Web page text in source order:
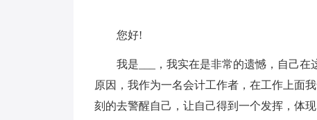
您好!
我是___，我实在是非常的遗憾，自己在
原因，我作为一名会计工作者，在工作上面
刻的去警醒自己，让自己得到一个发挥，体